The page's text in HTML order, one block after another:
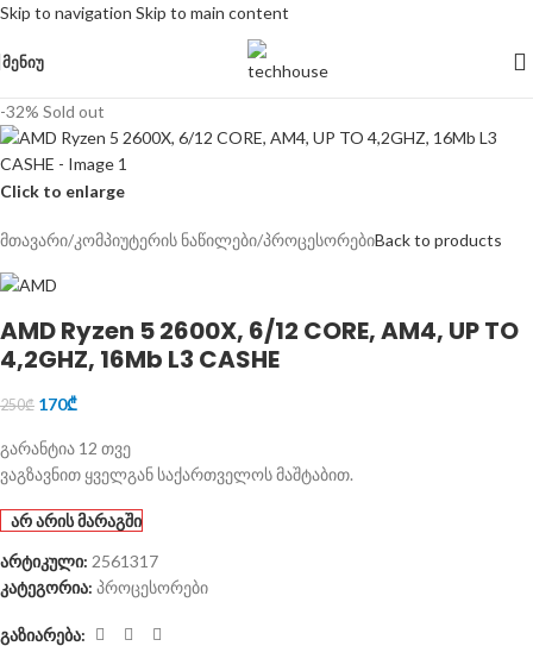
Skip to navigation Skip to main content
ᲛᲔᲜᲘᲣ
-32% Sold out
Click to enlarge
მთავარი/კომპიუტერის ნაწილები/პროცესორებიBack to products
AMD Ryzen 5 2600X, 6/12 CORE, AM4, UP TO
4,2GHZ, 16Mb L3 CASHE
250₾ 170₾
გარანტია 12 თვე
ვაგზავნით ყველგან საქართველოს მაშტაბით.
არ არის მარაგში
არტიკული: 2561317
კატეგორია: პროცესორები
გაზიარება: